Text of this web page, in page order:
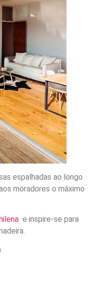
espalhadas ao longo
moradores o máximo
e inspire-se para